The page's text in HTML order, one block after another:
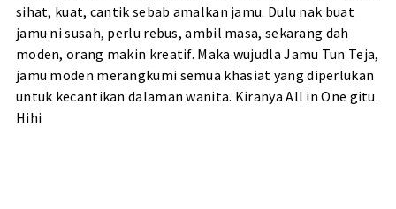
sihat, kuat, cantik sebab amalkan jamu. Dulu nak buat
jamu ni susah, perlu rebus, ambil masa, sekarang dah
moden, orang makin kreatif. Maka wujudla Jamu Tun Teja,
jamu moden merangkumi semua khasiat yang diperlukan
untuk kecantikan dalaman wanita. Kiranya All in One gitu.
Hihi